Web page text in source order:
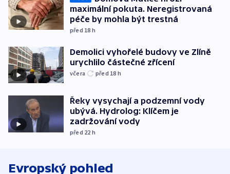
maximální pokuta. Neregistrovaná
péče by mohla být trestná
před 18 h
Demolici vyhořelé budovy ve Zlíně
urychlilo částečné zřícení
včera před 18 h
Řeky vysychají a podzemní vody
ubývá. Hydrolog: Klíčem je
zadržování vody
před 22 h
Evropský pohled